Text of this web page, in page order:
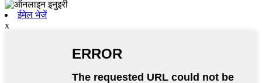
ईमेल भेजें
x